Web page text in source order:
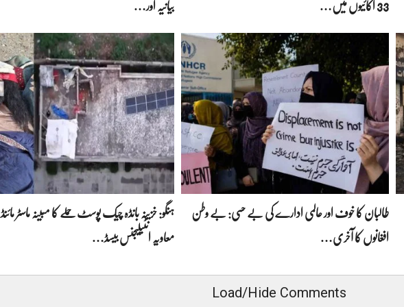
33 اکائیوں میں… بیانیہ اور…
طالبان کا خوف اور عالمی ادارے کی بے حسی: بے وطن
افغانوں کا آخری…
ہنگو: خزینہ بانڈہ چیک پوسٹ حملے کا مبینہ ماسٹر مائنڈ
معاویہ انٹیلیجنس بیسڈ…
Load/Hide Comments